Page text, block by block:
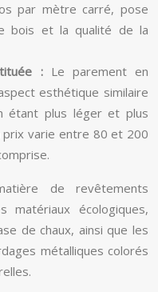
par mètre carré, pose
bois et la qualité de la
: Le parement en
esthétique similaire
étant plus léger et plus
varie entre 80 et 200
de revêtements
écologiques,
de chaux, ainsi que les
métalliques colorés